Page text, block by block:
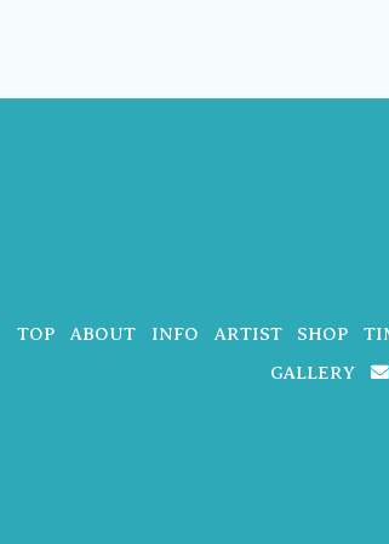
TOP ABOUT INFO ARTIST SHOP
GALLERY